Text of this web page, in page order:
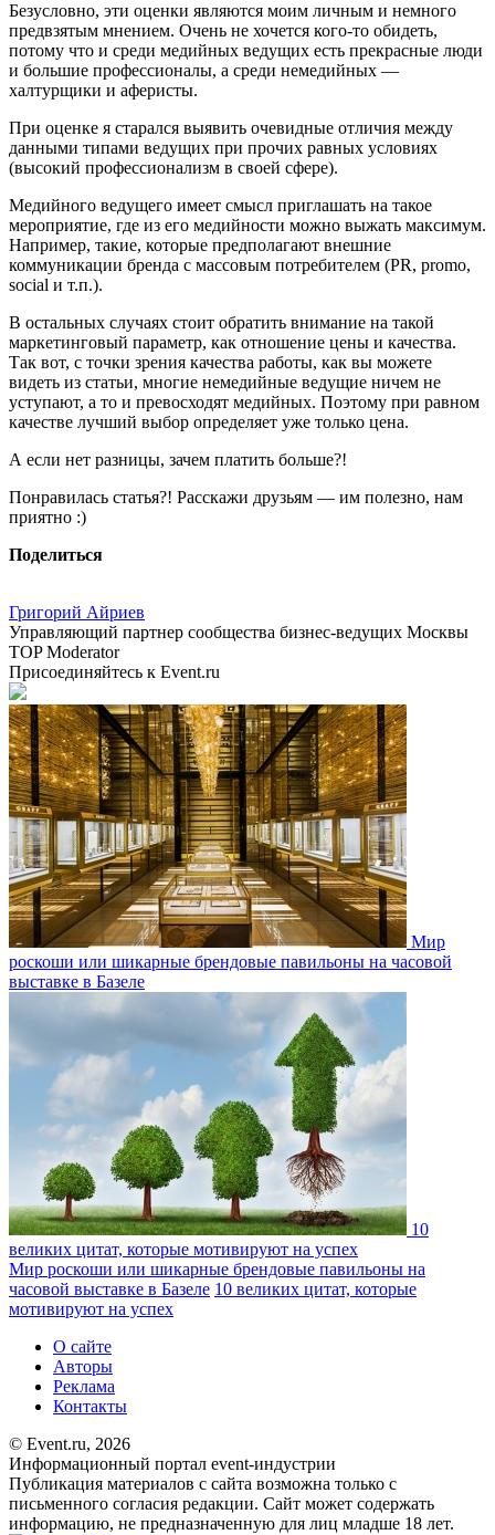
Безусловно, эти оценки являются моим личным и немного
предвзятым мнением. Очень не хочется кого-то обидеть,
потому что и среди медийных ведущих есть прекрасные люди
и большие профессионалы, а среди немедийных —
халтурщики и аферисты.
При оценке я старался выявить очевидные отличия между
данными типами ведущих при прочих равных условиях
(высокий профессионализм в своей сфере).
Медийного ведущего имеет смысл приглашать на такое
мероприятие, где из его медийности можно выжать максимум.
Например, такие, которые предполагают внешние
коммуникации бренда с массовым потребителем (PR, promo,
social и т.п.).
В остальных случаях стоит обратить внимание на такой
маркетинговый параметр, как отношение цены и качества.
Так вот, с точки зрения качества работы, как вы можете
видеть из статьи, многие немедийные ведущие ничем не
уступают, а то и превосходят медийных. Поэтому при равном
качестве лучший выбор определяет уже только цена.
А если нет разницы, зачем платить больше?!
Понравилась статья?! Расскажи друзьям — им полезно, нам
приятно :)
Поделиться
Григорий Айриев
Управляющий партнер сообщества бизнес-ведущих Москвы
TOP Moderator
Присоединяйтесь к Event.ru
Мир
роскоши или шикарные брендовые павильоны на часовой
выставке в Базеле
10
великих цитат, которые мотивируют на успех
Мир роскоши или шикарные брендовые павильоны на
часовой выставке в Базеле 10 великих цитат, которые
мотивируют на успех
О сайте
Авторы
Реклама
Контакты
© Event.ru, 2026
Информационный портал event-индустрии
Публикация материалов с сайта возможна только с
письменного согласия редакции. Сайт может содержать
информацию, не предназначенную для лиц младше 18 лет.